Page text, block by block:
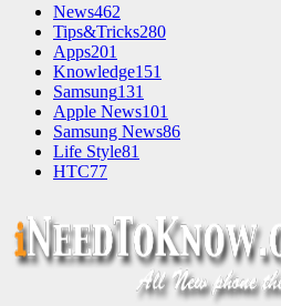
News462
Tips&Tricks280
Apps201
Knowledge151
Samsung131
Apple News101
Samsung News86
Life Style81
HTC77